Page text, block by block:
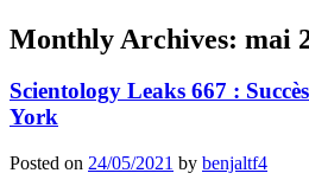
Monthly Archives: mai
Scientology Leaks 667 :
York
Posted on 24/05/2021 by benjaltf4